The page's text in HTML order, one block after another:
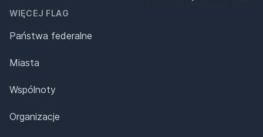
WIĘCEJ FLAG
Państwa federalne
Miasta
Wspólnoty
Organizacje